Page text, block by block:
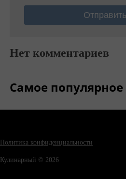
Нет комментариев
Самое популярное
Политика конфиденциальности
Кулинарный © 2026